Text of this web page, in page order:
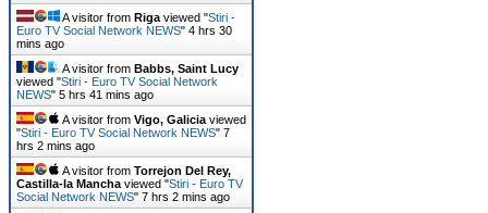
A visitor from Riga viewed "Stiri -
Euro TV Social Network NEWS" 4 hrs 30
mins ago
A visitor from Babbs, Saint Lucy
viewed "Stiri - Euro TV Social Network
NEWS" 5 hrs 41 mins ago
A visitor from Vigo, Galicia viewed
"Stiri - Euro TV Social Network NEWS" 7
hrs 3 mins ago
A visitor from Torrejon Del Rey,
Castilla-la Mancha viewed "Stiri - Euro TV
Social Network NEWS" 7 hrs 3 mins ago